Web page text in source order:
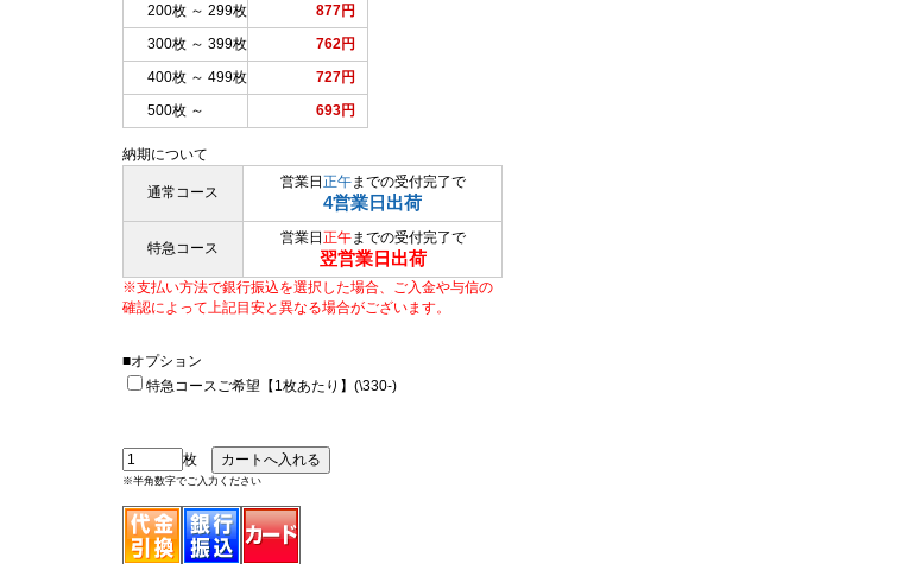
200枚 ～ 299枚
877円
300枚 ～ 399枚
762円
400枚 ～ 499枚
727円
500枚 ～
693円
納期について
通常コース
営業日 正午までの受付完了で
4営業日出荷
特急コース
営業日 正午までの受付完了で
翌営業日出荷
※支払い方法で銀行振込を選択した場合、ご入金や与信の
確認によって上記目安と異なる場合がございます。
■オプション
特急コースご希望【1枚あたり】(\330-)
枚
※半角数字でご入力ください